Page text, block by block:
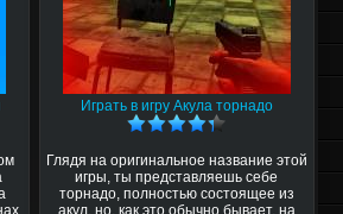
Играть в игру Акула торнадо
Глядя на оригинальное название этой
игры, ты представляешь себе
торнадо, полностью состоящее из
акул, но, как это обычно бывает, на